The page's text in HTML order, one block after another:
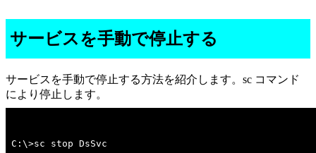
サービスを手動で停止する
サービスを手動で停止する方法を紹介します。sc コマンド
により停止します。
C:\>sc stop DsSvc